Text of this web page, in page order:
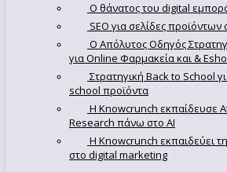
Ο θάνατος του digital
SEO για σελίδες
Ο Απόλυτoς Οδηγός
για Online Φαρμακεία και &
Στρατηγική Back to School
school προϊόντα
Η Knowcrunch εκπαίδευσε
Research πάνω στο ΑΙ
Η Knowcrunch εκπαιδεύει
στο digital marketing